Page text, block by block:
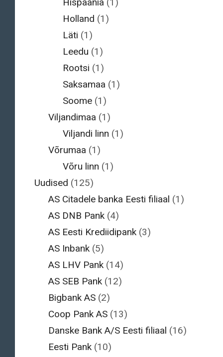
Hispaania (1)
Holland (1)
Läti (1)
Leedu (1)
Rootsi (1)
Saksamaa (1)
Soome(1)
Viljandimaa (1)
Viljandi linn (1)
Võrumaa (1)
Võru linn (1)
Uudised (125)
AS Citadele banka Eesti filiaal (1)
AS DNB Pank (4)
AS Eesti Krediidipank (3)
AS Inbank (5)
AS LHV Pank (14)
AS SEB Pank (12)
Bigbank AS (2)
Coop Pank AS (13)
Danske Bank A/S Eesti filiaal (16)
Eesti Pank (10)